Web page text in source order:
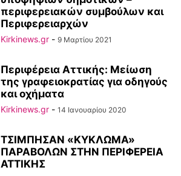
περιφερειακών συμβούλων και
Περιφερειαρχών
Kirkinews.gr - 9 Μαρτίου 2021
Περιφέρεια Αττικής: Μείωση
της γραφειοκρατίας για οδηγούς
και οχήματα
Kirkinews.gr - 14 Ιανουαρίου 2020
ΤΣΙΜΠΗΣΑΝ «ΚΥΚΛΩΜΑ»
ΠΑΡΑΒΟΛΩΝ ΣΤΗΝ ΠΕΡΙΦΕΡΕΙΑ
ΑΤΤΙΚΗΣ